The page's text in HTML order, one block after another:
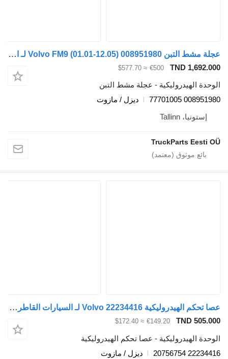
عجلة مشط التبن Volvo FM9 (01.01-12.05) 008951980 لـ السيارات القاطرة Volvo FM7-FM12, FM, FMX (1998-2014)
TND
€500
≈ $577.70
الهيدروليكية - عجلة مشط التبن
008951980
ديزل / مازوت
إستونيا، Tallinn
TruckParts
عصا تحكم الهيدروليكية Volvo 22234416 لـ السيارات القاطرة Volvo FM7-FM12, FM, FMX (1998-2014)
TND
€149.20
≈ $172.40
الهيدروليكية - عصا تحكم الهيدروليكية
22234416
ديزل / مازوت